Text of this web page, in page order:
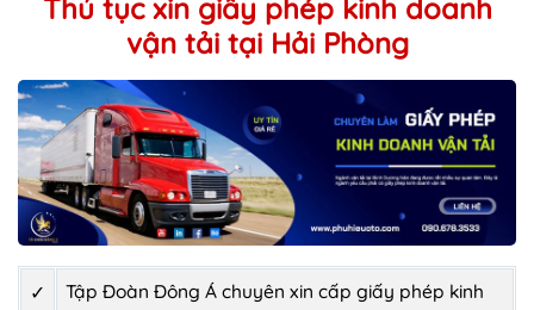
Thủ tục xin giấy phép kinh doanh
vận tải tại Hải Phòng
✓
Tập Đoàn Đông Á chuyên xin cấp giấy phép kinh